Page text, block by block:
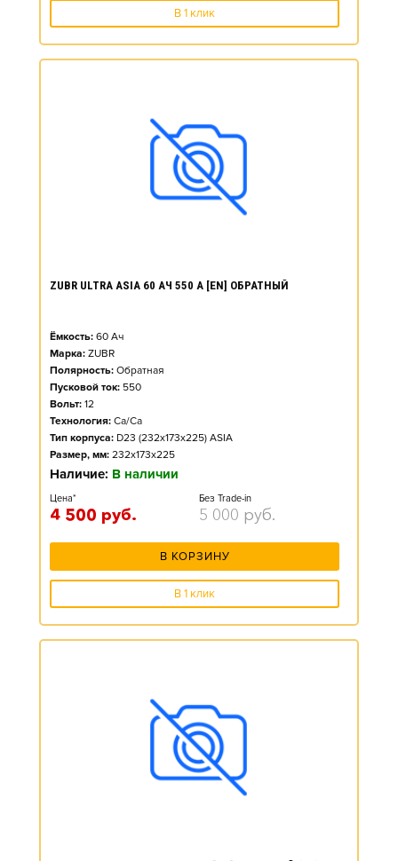
В 1 клик
ZUBR ULTRA ASIA 60 АЧ 550 А [EN] ОБРАТНЫЙ
Ёмкость: 60 Ач
Марка: ZUBR
Полярность: Обратная
Пусковой ток: 550
Вольт: 12
Технология: Ca/Ca
Тип корпуса: D23 (232x173x225) ASIA
Размер, мм: 232x173x225
Наличие: В наличии
Цена*
4 500 руб.
Без Trade-in
5 000 руб.
В КОРЗИНУ
В 1 клик